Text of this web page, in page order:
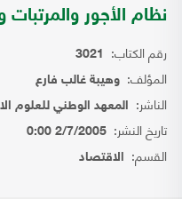
نظام الأجور
رقم الكتاب: 3021
المؤلف: وهيبة غالب فارع
الناشر: المعهد الوطني للعلوم
تاريخ النشر: 2/7/2005 0:00
القسم: الاقتصاد